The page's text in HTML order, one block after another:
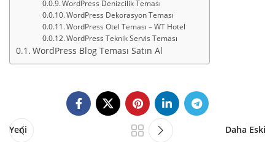
WordPress Denizcilik Teması
WordPress Dekorasyon Teması
WordPress Otel Teması – WT Hotel
WordPress Teknik Servis Teması
WordPress Blog Teması Satın Al
Yeni Daha Eski